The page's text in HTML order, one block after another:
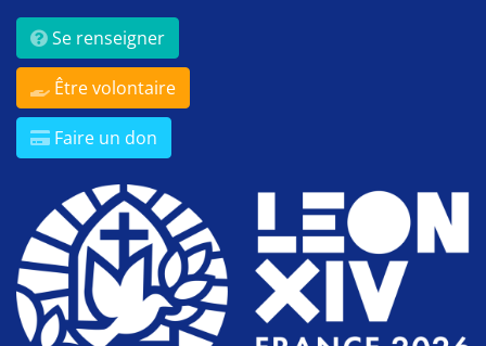
Se renseigner
Être volontaire
Faire un don